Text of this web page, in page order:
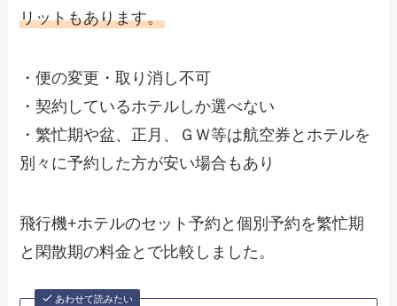
リットもあります。
・便の変更・取り消し不可
・契約しているホテルしか選べない
・繁忙期や盆、正月、ＧＷ等は航空券とホテルを
別々に予約した方が安い場合もあり
飛行機+ホテルのセット予約と個別予約を繁忙期
と閑散期の料金とで比較しました。
あわせて読みたい